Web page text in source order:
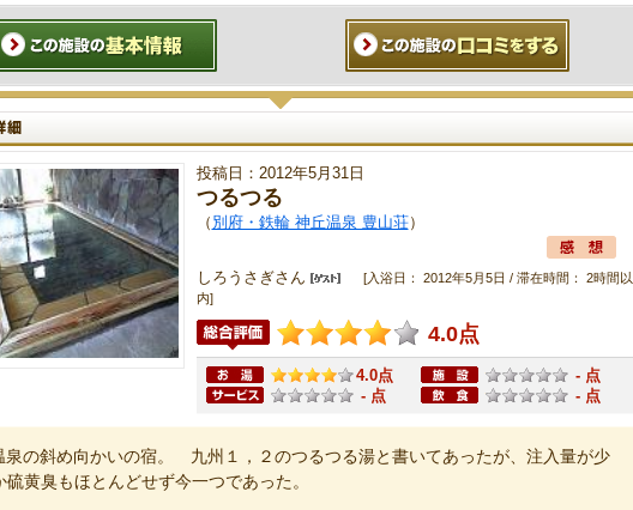
投稿日：2012年5月31日
つるつる
（ 別府・鉄輪 神丘温泉 豊山荘）
しろうさぎさん
[入浴日： 2012年5月5日 / 滞在時間： 2時間以
内]
4.0点
4.0点
- 点
- 点
- 点
泉の斜め向かいの宿。 九州１，２のつるつる湯と書いてあったが、注入量が少
硫黄臭もほとんどせず今一つであった。